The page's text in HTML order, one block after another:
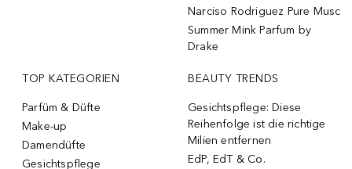
Narciso Rodriguez Pure Musc
Summer Mink Parfum by
Drake
TOP KATEGORIEN
Parfüm & Düfte
Make-up
Damendüfte
Gesichtspflege
BEAUTY TRENDS
Gesichtspflege: Diese
Reihenfolge ist die richtige
Milien entfernen
EdP, EdT & Co.